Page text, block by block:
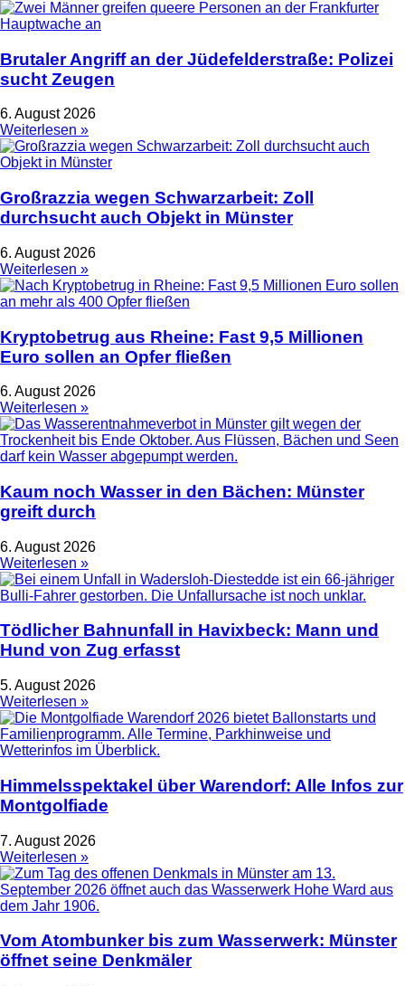
Brutaler Angriff an der Jüdefelderstraße: Polizei
sucht Zeugen
6. August 2026
Weiterlesen »
Großrazzia wegen Schwarzarbeit: Zoll
durchsucht auch Objekt in Münster
6. August 2026
Weiterlesen »
Kryptobetrug aus Rheine: Fast 9,5 Millionen
Euro sollen an Opfer fließen
6. August 2026
Weiterlesen »
Kaum noch Wasser in den Bächen: Münster
greift durch
6. August 2026
Weiterlesen »
Tödlicher Bahnunfall in Havixbeck: Mann und
Hund von Zug erfasst
5. August 2026
Weiterlesen »
Himmelsspektakel über Warendorf: Alle Infos zur
Montgolfiade
7. August 2026
Weiterlesen »
Vom Atombunker bis zum Wasserwerk: Münster
öffnet seine Denkmäler